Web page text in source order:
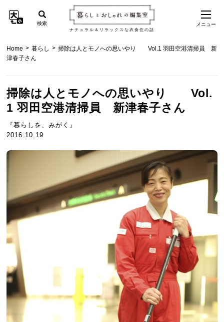
ナチュラル＆リラックスな衣食住の話
検索 メニュー
Home > 暮らし > 掃除は人とモノへの思いやり Vol.1 羽田空港清掃員 新
津春子さん
掃除は人とモノへの思いやり Vol.
1 羽田空港清掃員 新津春子さん
『暮らしを、みがく』
2016.10.19